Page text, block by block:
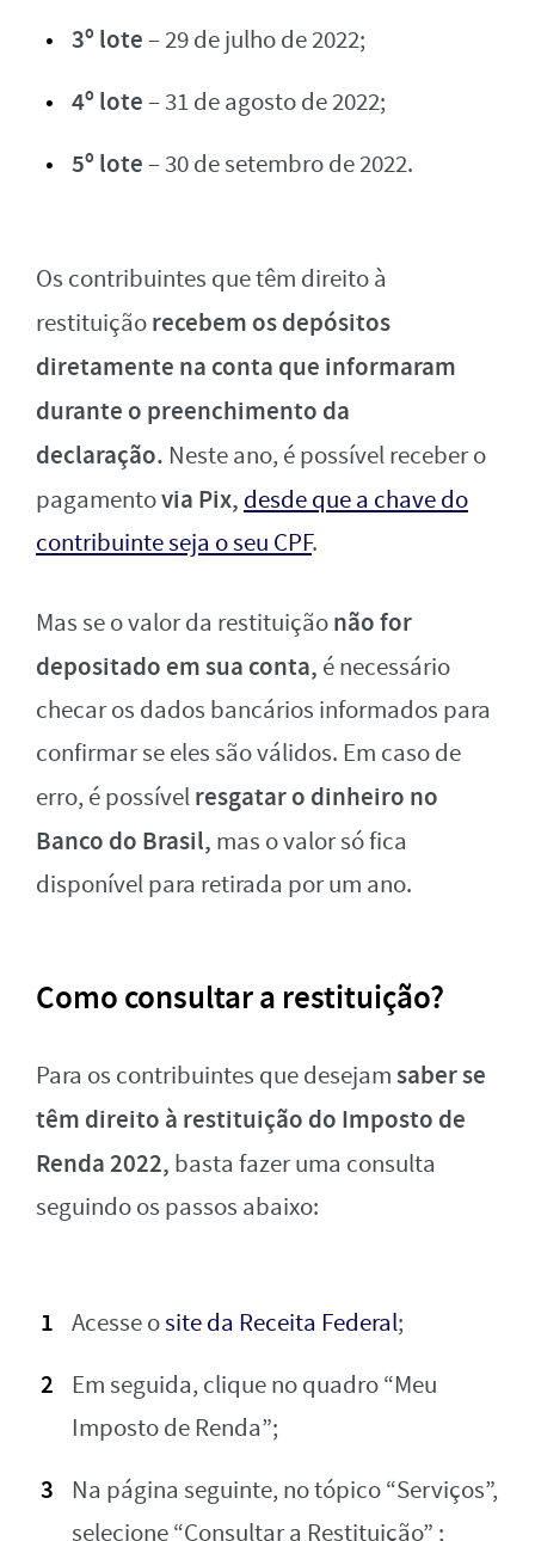
3º lote– 29 de julho de 2022;
4º lote– 31 de agosto de 2022;
5º lote– 30 de setembro de 2022.
Os contribuintes que têm direito à
restituiçãorecebem os depósitos
diretamente na conta que informaram
durante o preenchimento da
declaração. Neste ano, é possível receber o
pagamentovia Pix, desde que a chave do
contribuinte seja o seu CPF.
Mas se o valor da restituiçãonão for
depositado em sua conta, é necessário
checar os dados bancários informados para
confirmar se eles são válidos. Em caso de
erro, é possívelresgatar o dinheiro no
Banco do Brasil, mas o valor só fica
disponível para retirada por um ano.
Como consultar a restituição?
Para os contribuintes que desejamsaber se
têm direito à restituição do Imposto de
Renda 2022, basta fazer uma consulta
seguindo os passos abaixo:
Acesse osite da Receita Federal;
Em seguida, clique no quadro “Meu
Imposto de Renda”;
Na página seguinte, no tópico “Serviços”,
selecione “Consultar a Restituição” ;